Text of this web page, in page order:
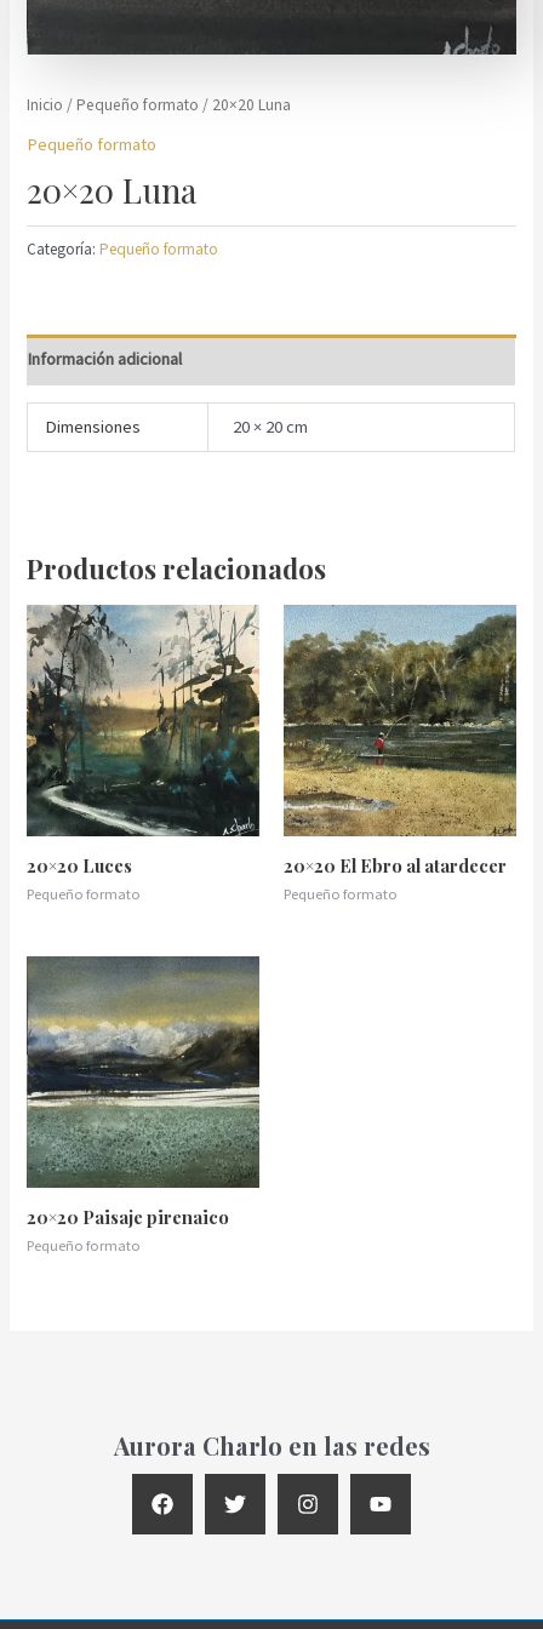
Inicio / Pequeño formato / 20×20 Luna
Pequeño formato
20×20 Luna
Categoría:Pequeño formato
Información adicional
Dimensiones 20 × 20 cm
Productos relacionados
20×20 Luces
Pequeño formato
20×20 El Ebro al atardecer
Pequeño formato
20×20 Paisaje pirenaico
Pequeño formato
Aurora Charlo en las redes